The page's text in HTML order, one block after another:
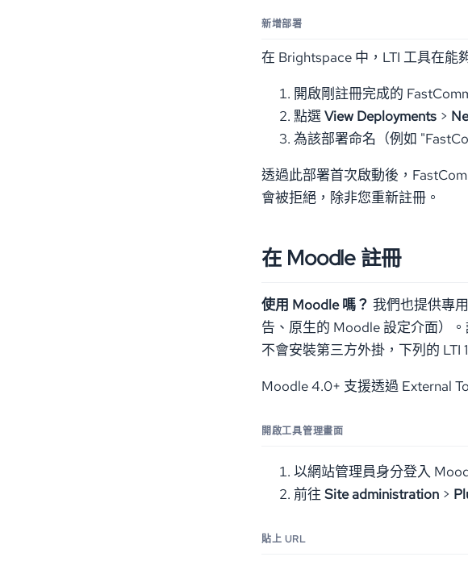
新增部署
在 Brightspace 中，LTI 工具在能
開啟剛註冊完成的
點選View Deployments >
為該部署命名（例如
透過此部署首次啟動後，
會被拒絕，除非您重新註冊。
在 Moodle 註冊
使用 Moodle 嗎？ 我們也提供專
告、原生的 Moodle 設定介面）
不會安裝第三方外掛，下列的 LTI
Moodle 4.0+ 支援透過 External
開啟工具管理畫面
以網站管理員身分登入
前往 Site administration >
貼上 URL